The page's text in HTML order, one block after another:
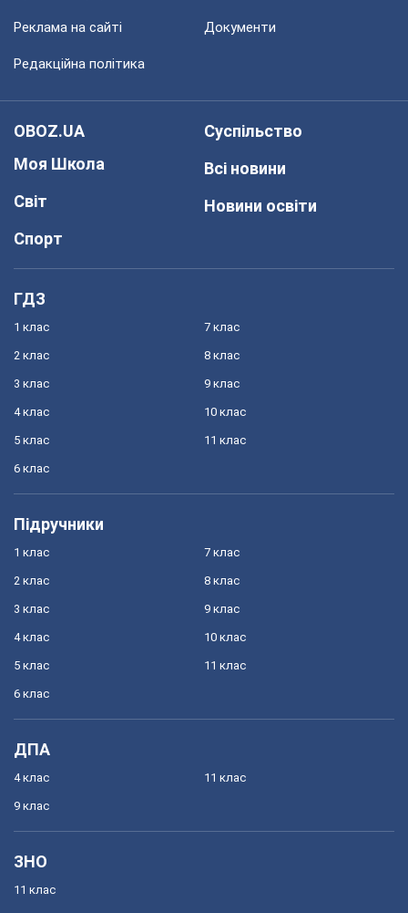
Реклама на сайті Документи
Редакційна політика
OBOZ.UA
Моя Школа
Світ
Спорт
Суспільство
Всі новини
Новини освіти
ГДЗ
1 клас
2 клас
3 клас
4 клас
5 клас
6 клас
7 клас
8 клас
9 клас
10 клас
11 клас
Підручники
1 клас
2 клас
3 клас
4 клас
5 клас
6 клас
7 клас
8 клас
9 клас
10 клас
11 клас
ДПА
4 клас
9 клас
11 клас
ЗНО
11 клас